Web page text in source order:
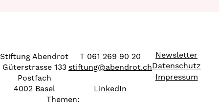
Stiftung Abendrot
Güterstrasse 133
Postfach
4002 Basel
T 061 269 90 20
stiftung@abendrot.ch
LinkedIn
Newsletter
Datenschutz
Impressum
Themen: